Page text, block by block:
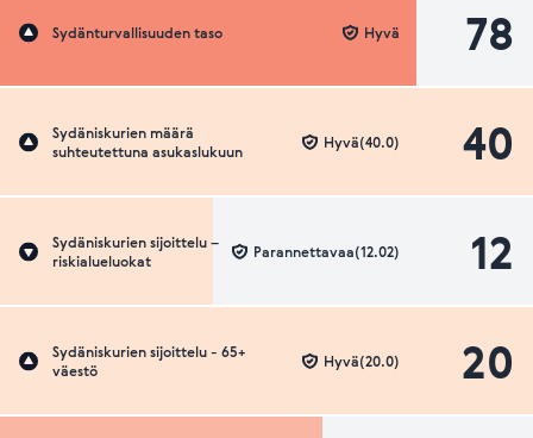
Sydänturvallisuuden taso 78
Hyvä
Sydäniskurien määrä
suhteutettuna asukaslukuun
40
Hyvä(40.0)
Sydäniskurien sijoittelu –
riskialueluokat
12
Parannettavaa(12.02)
Sydäniskurien sijoittelu - 65+
väestö
20
Hyvä(20.0)